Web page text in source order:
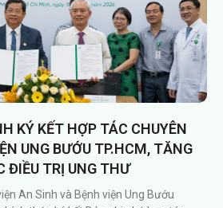
KÝ KẾT HỢP TÁC CHUYÊN
UNG BƯỚU TP.HCM, TĂNG
ĐIỀU TRỊ UNG THƯ
An Sinh và Bệnh viện Ung Bướu